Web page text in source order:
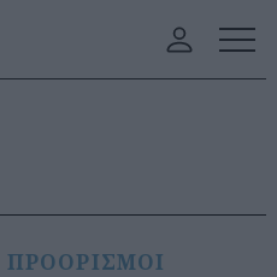
ΠΡΟΟΡΙΣΜΟΙ